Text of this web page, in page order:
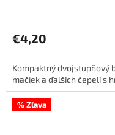
€4,20
Kompaktný dvojstupňový
mačiek a ďalších čepelí s
% Zľava